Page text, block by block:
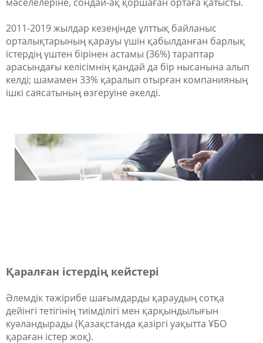
2011-2019 жылдар кезеңінде ұлттық байланыс
орталықтарының қарауы үшін қабылданған барлық
істердің үштен бірінен астамы (36%) тараптар
арасындағы келісімнің қандай да бір нысанына алып
келді; шамамен 33% қаралып отырған компанияның
ішкі саясатының өзгеруіне әкелді.
Қаралған істердің кейстері
Әлемдік тәжірибе шағымдарды қараудың сотқа
дейінгі тетігінің тиімділігі мен қарқындылығын
куәландырады (Қазақстанда қазіргі уақытта ҰБО
қараған істер жоқ).